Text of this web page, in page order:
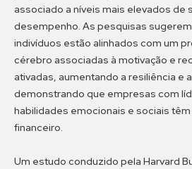
associado a níveis mais elevados de
desempenho. As pesquisas
indivíduos estão alinhados com um
cérebro associadas à motivação e
ativadas, aumentando a resiliência e
demonstrando que empresas com
habilidades emocionais e sociais
financeiro.
Um estudo conduzido pela Harvard